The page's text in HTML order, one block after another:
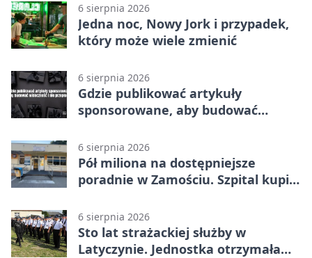
6 sierpnia 2026
Jedna noc, Nowy Jork i przypadek,
który może wiele zmienić
6 sierpnia 2026
Gdzie publikować artykuły
sponsorowane, aby budować
6 sierpnia 2026
Pół miliona na dostępniejsze
poradnie w Zamościu. Szpital kupi
6 sierpnia 2026
Sto lat strażackiej służby w
Latyczynie. Jednostka otrzymała